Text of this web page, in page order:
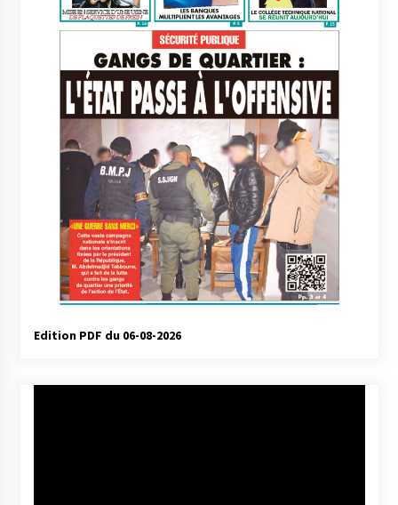
Edition PDF du 06-08-2026